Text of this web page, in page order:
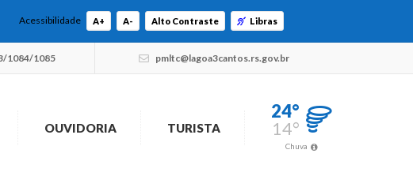
Acessibilidade A+ A- Alto Contraste Libras
1084/1085 pmltc@lagoa3cantos.rs.gov.br
OUVIDORIA TURISTA
24°
14°
Chuva